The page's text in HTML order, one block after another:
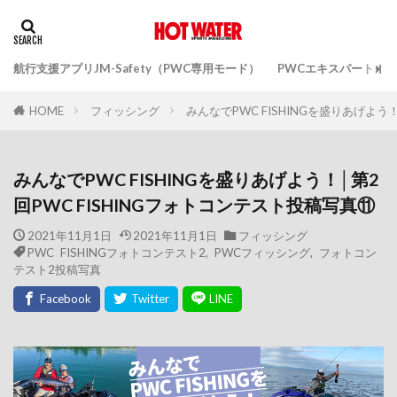
航行支援アプリJM-Safety（PWC専用モード） PWCエキスパートガ
HOME フィッシング みんなでPWC FISHINGを盛りあげよ
みんなでPWC FISHINGを盛りあげよう！│第2
回PWC FISHINGフォトコンテスト投稿写真⑪
2021年11月1日 2021年11月1日
フィッシング
PWC FISHINGフォトコンテスト2
PWCフィッシング,
フォトコン
テスト2投稿写真